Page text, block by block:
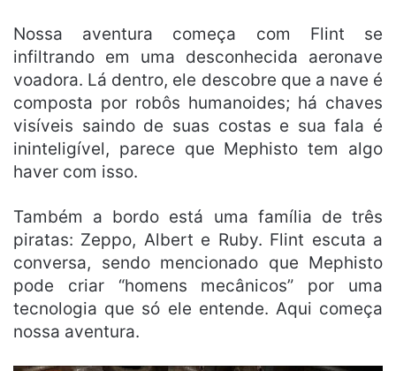
Nossa aventura começa com Flint se
infiltrando em uma desconhecida aeronave
voadora. Lá dentro, ele descobre que a nave é
composta por robôs humanoides; há chaves
visíveis saindo de suas costas e sua fala é
ininteligível, parece que Mephisto tem algo
haver com isso.
Também a bordo está uma família de três
piratas: Zeppo, Albert e Ruby. Flint escuta a
conversa, sendo mencionado que Mephisto
pode criar “homens mecânicos” por uma
tecnologia que só ele entende. Aqui começa
nossa aventura.